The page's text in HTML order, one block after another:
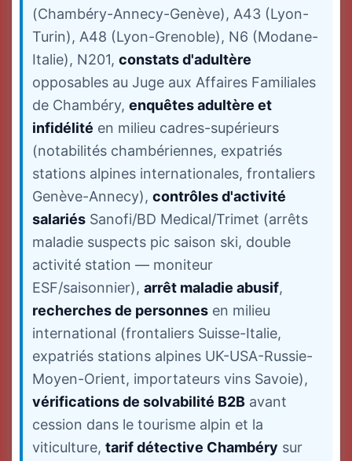
(Chambéry-Annecy-Genève), A43 (Lyon-
Turin), A48 (Lyon-Grenoble), N6 (Modane-
Italie), N201, constats d'adultère
opposables au Juge aux Affaires Familiales
de Chambéry, enquêtes adultère et
infidélité en milieu cadres-supérieurs
(notabilités chambériennes, expatriés
stations alpines internationales, frontaliers
Genève-Annecy), contrôles d'activité
salariés Sanofi/BD Medical/Trimet (arrêts
maladie suspects pic saison ski, double
activité station — moniteur
ESF/saisonnier), arrêt maladie abusif,
recherches de personnes en milieu
international (frontaliers Suisse-Italie,
expatriés stations alpines UK-USA-Russie-
Moyen-Orient, importateurs vins Savoie),
vérifications de solvabilité B2B avant
cession dans le tourisme alpin et la
viticulture, tarif détective Chambéry sur